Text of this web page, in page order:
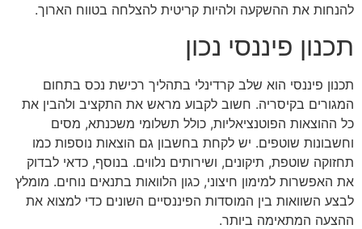
להנחות את ההשקעה ולהיות קריטית להצלחה בטווח הארוך.
תכנון פיננסי נכון
תכנון פיננסי הוא שלב קרדינלי בתהליך רכישת נכס בתחום
המגורים בקיסריה. חשוב לקבוע מראש את התקציב ולהבין את
כל ההוצאות הפוטנציאליות, כולל תשלומי משכנתא, מסים
וחשבונות שוטפים. יש לקחת בחשבון גם הוצאות נוספות כמו
תחזוקה שוטפת, תיקונים, ושירותים נלווים. בנוסף, כדאי לבדוק
את האפשרות למימון חיצוני, כגון הלוואות בתנאים נוחים. מומלץ
לבצע השוואות בין המוסדות הפיננסיים השונים כדי למצוא את
ההצעה המתאימה ביותר.